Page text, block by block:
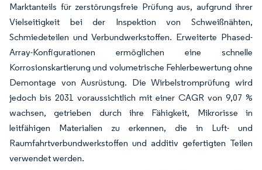
Marktanteils für zerstörungsfreie Prüfung aus, aufgrund ihrer
Vielseitigkeit bei der Inspektion von Schweißnähten,
Schmiedeteilen und Verbundwerkstoffen. Erweiterte Phased-
Array-Konfigurationen ermöglichen eine schnelle
Korrosionskartierung und volumetrische Fehlerbewertung ohne
Demontage von Ausrüstung. Die Wirbelstromprüfung wird
jedoch bis 2031 voraussichtlich mit einer CAGR von 9,07 %
wachsen, getrieben durch ihre Fähigkeit, Mikrorisse in
leitfähigen Materialien zu erkennen, die in Luft- und
Raumfahrtverbundwerkstoffen und additiv gefertigten Teilen
verwendet werden.